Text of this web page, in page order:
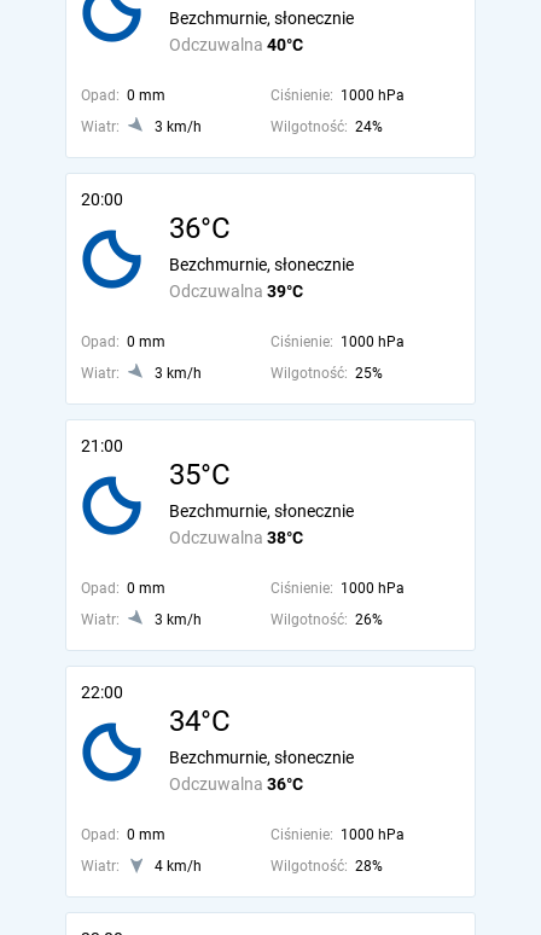
Odczuwalna 40°C
Bezchmurnie, słonecznie
Opad: 0 mm Ciśnienie: 1000 hPa
Wiatr:
3 km/h Wilgotność: 24%
20:00
36°C
Odczuwalna 39°C
Bezchmurnie, słonecznie
Opad: 0 mm Ciśnienie: 1000 hPa
Wiatr:
3 km/h Wilgotność: 25%
21:00
35°C
Odczuwalna 38°C
Bezchmurnie, słonecznie
Opad: 0 mm Ciśnienie: 1000 hPa
Wiatr:
3 km/h Wilgotność: 26%
22:00
34°C
Odczuwalna 36°C
Bezchmurnie, słonecznie
Opad: 0 mm Ciśnienie: 1000 hPa
Wiatr:
4 km/h Wilgotność: 28%